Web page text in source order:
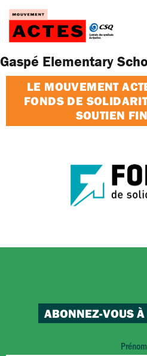
Passer
contenu
Gaspé Elementary
LE MOUVEMENT
FONDS DE
SOUTIEN
ABONNEZ-VOUS
Prénom